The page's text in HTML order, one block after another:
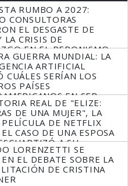
RUMBO A 2027:
CONSULTORAS
EL DESGASTE DE
LA CRISIS DE
EN EL PERONISMO
GUERRA MUNDIAL: LA
ARTIFICIAL
CUÁLES SERÍAN LOS
PAÍSES
EN SER
REAL DE "ELIZE:
DE UNA MUJER", LA
PELÍCULA DE NETFLIX
CASO DE UNA ESPOSA
A SU
LORENZETTI SE
EL DEBATE SOBRE LA
DE CRISTINA